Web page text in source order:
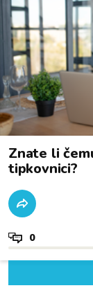
Znate li
tipkovnici?
0